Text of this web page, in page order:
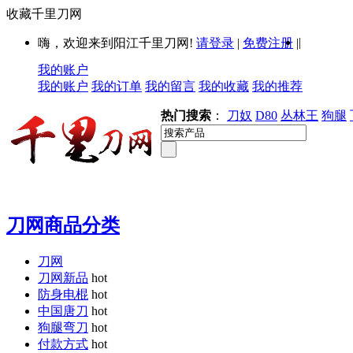
收藏千里刀网
嗨，欢迎来到阳江千里刀网! 请登录 | 免费注册 ||
我的账户
我的账户 我的订单 我的留言 我的收藏 我的推荐
热门搜索 ： 刀奴 D80 丛林王 狗腿
刀网商品分类
刀网
刀网新品 hot
防身电棍 hot
中国唐刀 hot
狗腿弯刀 hot
付款方式 hot